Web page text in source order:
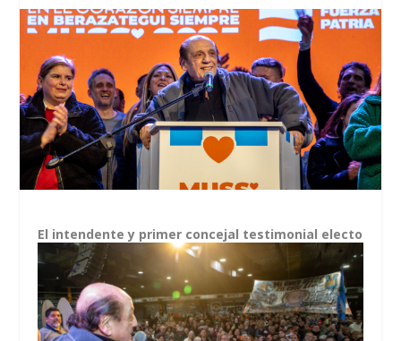
El intendente y primer concejal testimonial electo